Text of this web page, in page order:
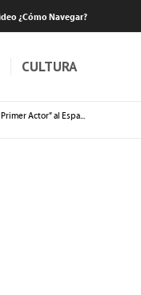
¿Cómo Navegar?
CULTURA
Actor” al Espa...